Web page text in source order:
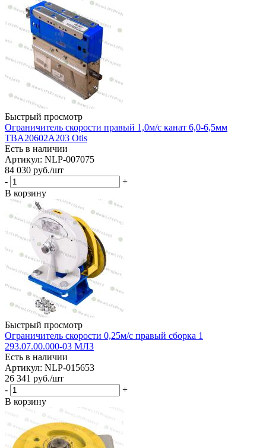
Быстрый просмотр
Ограничитель скорости правый 1,0м/с канат 6,0-6,5мм
TBA20602A203 Otis
Есть в наличии
Артикул: NLP-007075
84 030 руб./шт
-
+
В корзину
Быстрый просмотр
Ограничитель скорости 0,25м/с правый сборка 1
293.07.00.000-03 МЛЗ
Есть в наличии
Артикул: NLP-015653
26 341 руб./шт
-
+
В корзину